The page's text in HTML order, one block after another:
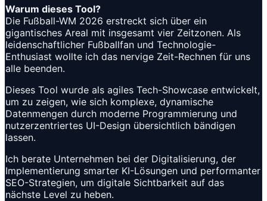
Warum dieses Tool?
Die Fußball-WM 2026 erstreckt sich über ein
gigantisches Areal mit insgesamt vier Zeitzonen. Als
leidenschaftlicher Fußballfan und Technologie-
Enthusiast wollte ich das nervige Zeit-Rechnen für uns
alle beenden.
Dieses Tool wurde als agiles Tech-Showcase entwickelt,
um zu zeigen, wie sich komplexe, dynamische
Datenmengen durch moderne Programmierung und
nutzerzentriertes UI-Design übersichtlich bändigen
lassen.
Ich berate Unternehmen bei der Digitalisierung, der
Implementierung smarter KI-Lösungen und performanter
SEO-Strategien, um digitale Sichtbarkeit auf das
nächste Level zu heben.